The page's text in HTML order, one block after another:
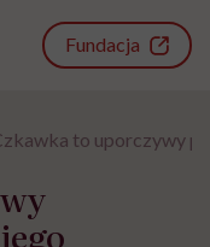
Fundacja
to uporczywy